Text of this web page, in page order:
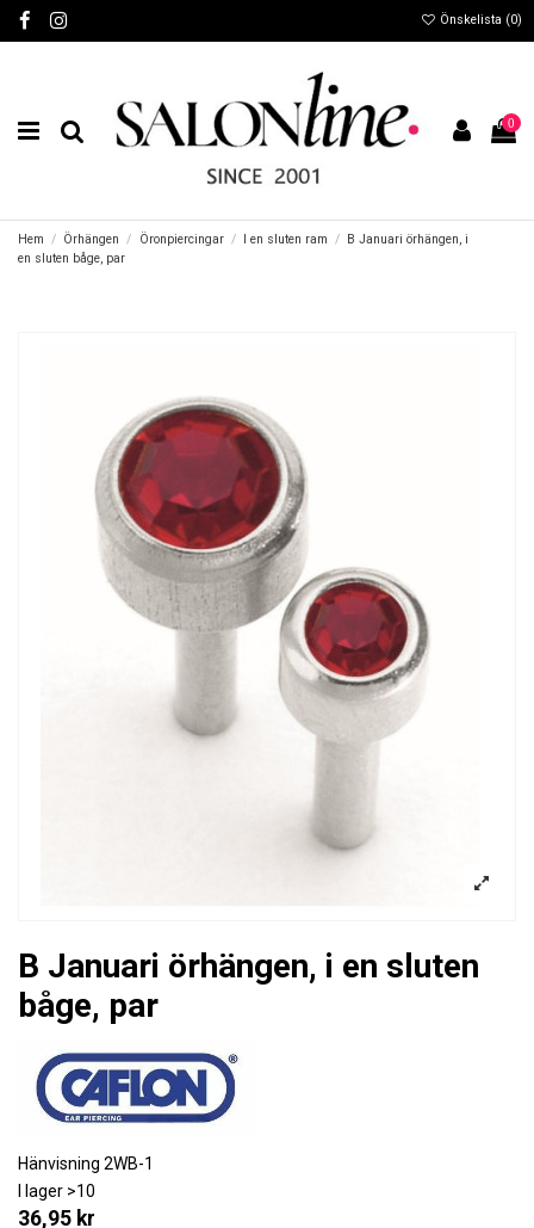
Önskelista (0)
0
Hem Örhängen Öronpiercingar I en sluten ram
B Januari örhängen, i
en sluten båge, par
B Januari örhängen, i en sluten
båge, par
Hänvisning 2WB-1
I lager >10
36,95 kr